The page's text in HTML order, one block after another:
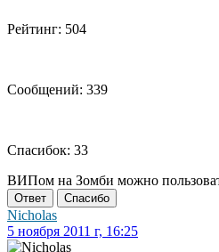
Рейтинг: 504
Сообщений: 339
Спасибок: 33
ВИПом на Зомби можно
Ответ Спасибо
Nicholas
5 ноября 2011 г, 16:25